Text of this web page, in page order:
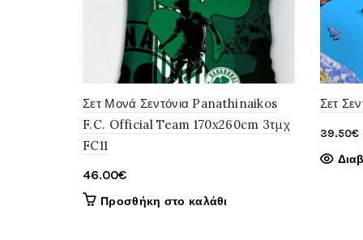
Σετ Μονά Σεντόνια Panathinaikos
F.C. Official Team 170x260cm 3τμχ
FC11
46.00€
Προσθήκη στο καλάθι
Σετ
39.50€